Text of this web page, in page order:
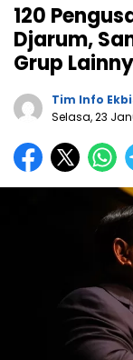
120
Djarum,
Grup
Tim Info
Selasa, 23